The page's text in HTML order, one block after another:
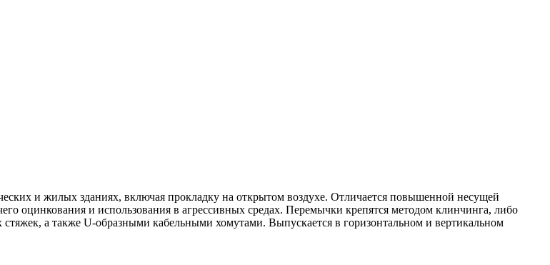
и жилых зданиях, включая прокладку на открытом воздухе. Отличается повышенной несущей
оцинкования и использования в агрессивных средах. Перемычки крепятся методом клинчинга, либо
а также U-образными кабельными хомутами. Выпускается в горизонтальном и вертикальном